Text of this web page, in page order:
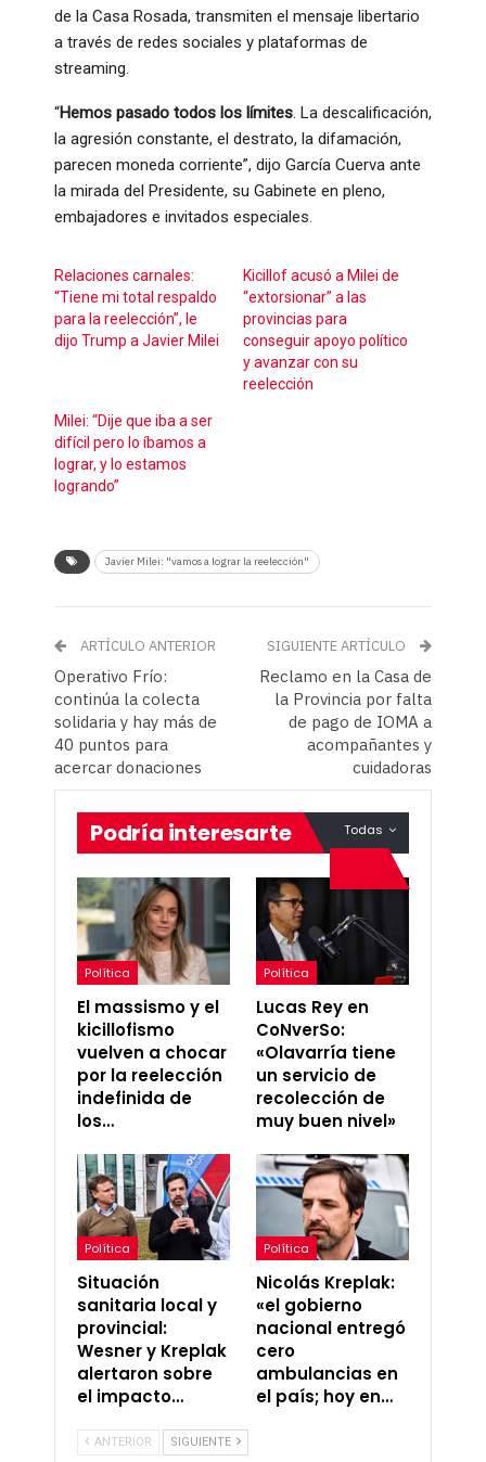
de la Casa Rosada, transmiten el mensaje libertario
a través de redes sociales y plataformas de
streaming.
“Hemos pasado todos los límites. La descalificación,
la agresión constante, el destrato, la difamación,
parecen moneda corriente”, dijo García Cuerva ante
la mirada del Presidente, su Gabinete en pleno,
embajadores e invitados especiales.
Relaciones carnales:
“Tiene mi total respaldo
para la reelección”, le
dijo Trump a Javier Milei
Kicillof acusó a Milei de
“extorsionar” a las
provincias para
conseguir apoyo político
y avanzar con su
reelección
Milei: “Dije que iba a ser
difícil pero lo íbamos a
lograr, y lo estamos
logrando”
Javier Milei: "vamos a lograr la reelección"
ARTÍCULO ANTERIOR
Operativo Frío:
continúa la colecta
solidaria y hay más de
40 puntos para
acercar donaciones
SIGUIENTE ARTÍCULO
Reclamo en la Casa de
la Provincia por falta
de pago de IOMA a
acompañantes y
cuidadoras
Todas
Podría interesarte
Política
El massismo y el
kicillofismo
vuelven a chocar
por la reelección
indefinida de
los…
Política
Lucas Rey en
CoNverSo:
«Olavarría tiene
un servicio de
recolección de
muy buen nivel»
Política
Situación
sanitaria local y
provincial:
Wesner y Kreplak
alertaron sobre
el impacto…
Política
Nicolás Kreplak:
«el gobierno
nacional entregó
cero
ambulancias en
el país; hoy en…
ANTERIOR SIGUIENTE